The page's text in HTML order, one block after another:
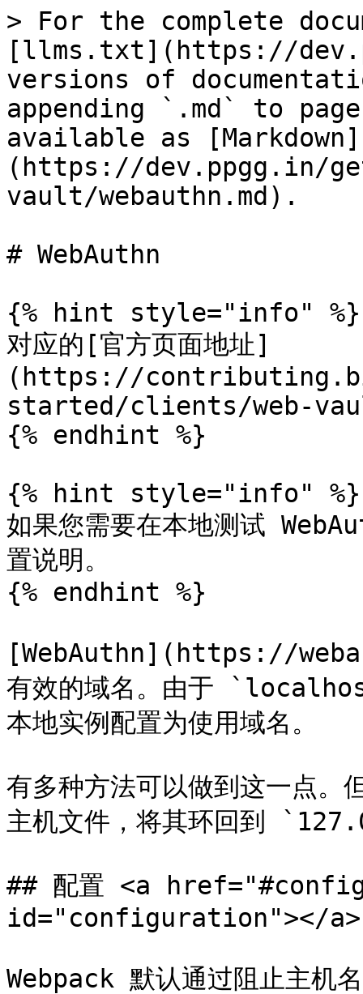
> For the complete
[llms.txt](https://
versions of
appending `.md` to
available as [Markdown]
(https://dev.ppgg.in/
vault/webauthn.md).
# WebAuthn
{% hint style="info" %}
对应的[官方页面地址]
(https://
started/clients/web-
{% endhint %}
{% hint style="info" %}
如果您需要在本地测试
置说明。
{% endhint %}
[WebAuthn](https://
有效的域名。由于
本地实例配置为使用域名。
有多种方法可以做到这一点。
主机文件，将其环回到
## 配置 <a
id="configuration"></a>
Webpack 默认通过阻止主机